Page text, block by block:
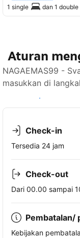
1 single dan 1 double
Aturan
NAGAEMAS99 -
masukkan di
Lihat ketersediaan
Check-in
Tersedia 24 jam
Check-out
Dari 00.00 sampai
Pembatalan/
Kebijakan